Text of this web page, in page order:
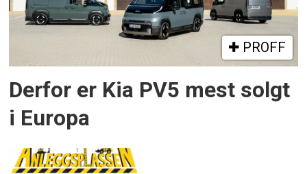
PROFF
Derfor er Kia PV5 mest solgt
i Europa